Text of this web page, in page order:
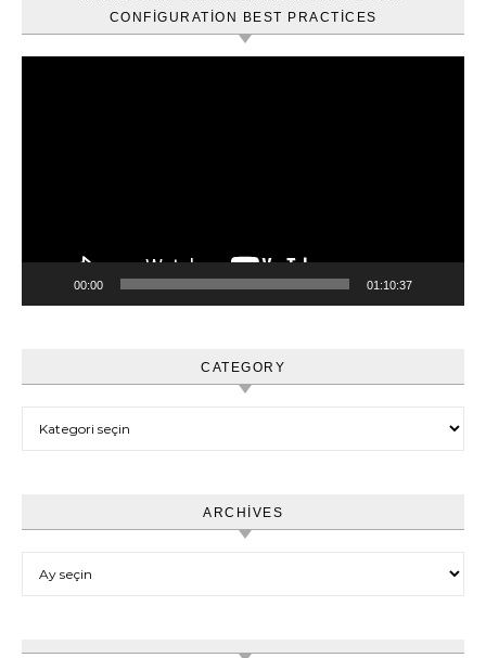
CONFIGURATION BEST PRACTICES
00:00 01:10:37
CATEGORY
ARCHIVES